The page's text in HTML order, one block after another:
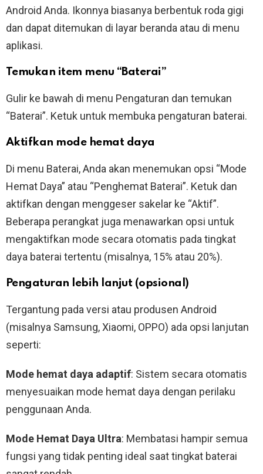
Android Anda. Ikonnya biasanya berbentuk roda gigi
dan dapat ditemukan di layar beranda atau di menu
aplikasi.
Temukan item menu “Baterai”
Gulir ke bawah di menu Pengaturan dan temukan
“Baterai”. Ketuk untuk membuka pengaturan baterai.
Aktifkan mode hemat daya
Di menu Baterai, Anda akan menemukan opsi “Mode
Hemat Daya” atau “Penghemat Baterai”. Ketuk dan
aktifkan dengan menggeser sakelar ke “Aktif”.
Beberapa perangkat juga menawarkan opsi untuk
mengaktifkan mode secara otomatis pada tingkat
daya baterai tertentu (misalnya, 15% atau 20%).
Pengaturan lebih lanjut (opsional)
Tergantung pada versi atau produsen Android
(misalnya Samsung, Xiaomi, OPPO) ada opsi lanjutan
seperti:
Mode hemat daya adaptif: Sistem secara otomatis
menyesuaikan mode hemat daya dengan perilaku
penggunaan Anda.
Mode Hemat Daya Ultra: Membatasi hampir semua
fungsi yang tidak penting ideal saat tingkat baterai